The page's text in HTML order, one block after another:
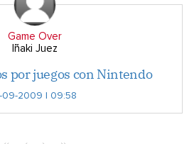
Game Over
Iñaki Juez
por juegos con Nintendo
09-2009 | 09:58